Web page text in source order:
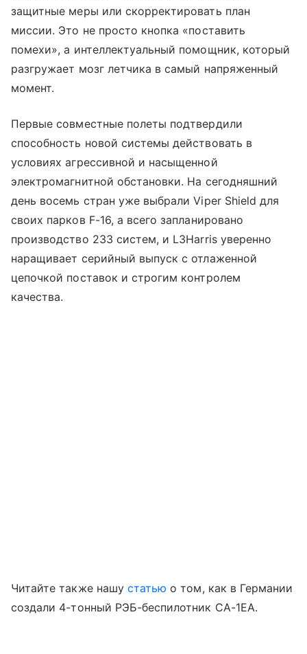
защитные меры или скорректировать план
миссии. Это не просто кнопка «поставить
помехи», а интеллектуальный помощник, который
разгружает мозг летчика в самый напряженный
момент.
Первые совместные полеты подтвердили
способность новой системы действовать в
условиях агрессивной и насыщенной
электромагнитной обстановки. На сегодняшний
день восемь стран уже выбрали Viper Shield для
своих парков F-16, а всего запланировано
производство 233 систем, и L3Harris уверенно
наращивает серийный выпуск с отлаженной
цепочкой поставок и строгим контролем
качества.
Читайте также нашу статью о том, как в Германии
создали 4-тонный РЭБ-беспилотник CA-1EA.